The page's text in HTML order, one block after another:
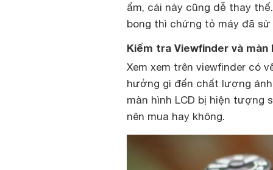
ẩm, cái này cũng dễ thay
bong thì chứng tỏ máy đã
Kiểm tra Viewfinder và màn
Xem xem trên viewfinder có
hưởng gì đến chất lượng
màn hình LCD bị hiện tượng
nên mua hay không.